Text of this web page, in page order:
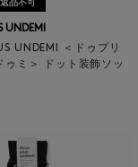
返品不可
UNDEMI
UNDEMI ＜ドゥプリ
ゥミ＞ ドット装飾ソッ